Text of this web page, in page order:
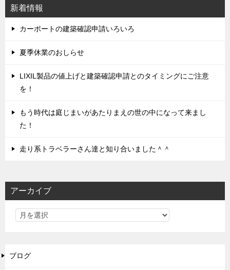
新着情報
カーポートの建築確認申請いろいろ
夏季休業のおしらせ
LIXIL製品の値上げと建築確認申請とのタイミングにご注意
を！
もう時代は庭じまいがあたりまえの世の中になって来まし
た！
走り系トラベラーさん達と知り合いました＾＾
アーカイブ
ブログ